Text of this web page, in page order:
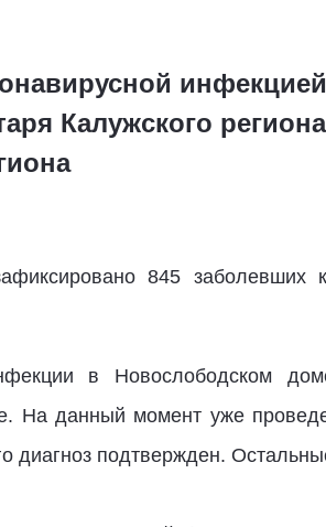
Калужского
845 заболевших
в Новослободском
На данный момент уже
диагноз подтвержден.